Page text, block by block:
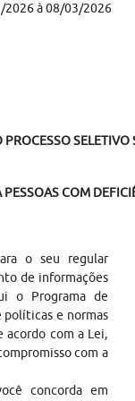
2026 à 08/03/2026
SELETIVO
COM
o seu regular
de informações
o Programa de
políticas e normas
acordo com a Lei,
com a
concorda em